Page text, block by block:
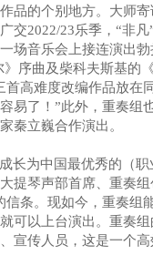
品的个别地方。大师
交2022/23乐季，“非
场音乐会上接连演出
》序曲及柴科夫斯基的
首高难度改编作品放在
易了！”此外，重奏组
秦立巍合作演出。
长为中国最优秀的（
提琴声部首席、重奏
信条。现如今，重奏组
可以上台演出。重奏
宣传人员，这是一个